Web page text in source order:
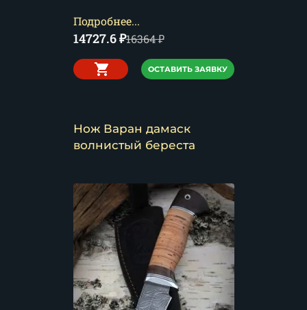
Подробнее...
14727.6₽16364₽
ОСТАВИТЬ ЗАЯВКУ
Нож Варан дамаск
волнистый береста